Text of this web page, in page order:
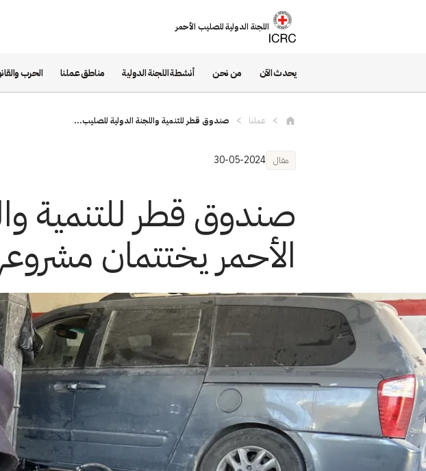
اللجنة الدولية للصليب الأحمر
يحدث الآن من نحن أنشطة اللجنة الدولية مناطق عملنا الحرب
عملنا صندوق قطر للتنمية واللجنة الدولية للصليب...
مقال 30-05-2024
صندوق قطر للتنمية
الأحمر يختتمان